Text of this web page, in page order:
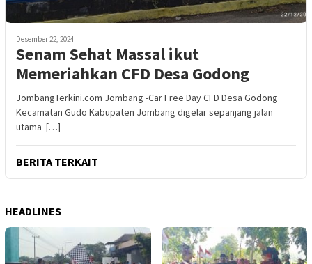
Desember 22, 2024
Senam Sehat Massal ikut
Memeriahkan CFD Desa Godong
JombangTerkini.com Jombang -Car Free Day CFD Desa Godong
Kecamatan Gudo Kabupaten Jombang digelar sepanjang jalan
utama […]
BERITA TERKAIT
HEADLINES